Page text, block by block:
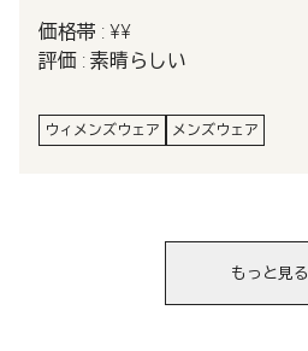
価格帯 : ¥¥
評価 : 素晴らしい
ウィメンズウェア メンズウェア
もっと見る